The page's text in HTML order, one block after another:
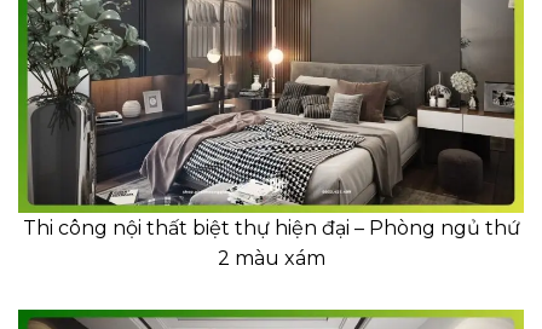
Thi công nội thất biệt thự hiện đại – Phòng ngủ thứ
2 màu xám